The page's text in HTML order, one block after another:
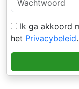
Ik ga akkoord
het Privacybeleid.